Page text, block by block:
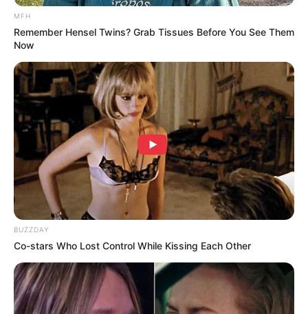
STEFANNY AAY
MFH
Remember Hensel Twins? Grab Tissues Before You See Them
Now
BUZZDAY
Co-stars Who Lost Control While Kissing Each Other